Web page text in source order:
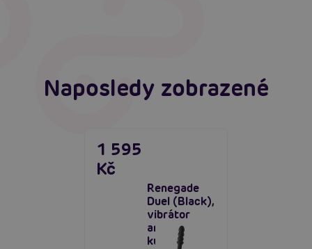
Naposledy zobrazené
Renegade
Duel (Black),
vibrátor
anální
kuličky
1 595
Kč